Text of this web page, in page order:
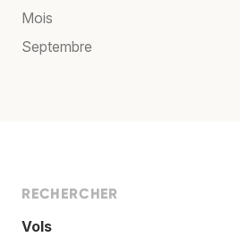
Mois
Septembre
RECHERCHER
Vols